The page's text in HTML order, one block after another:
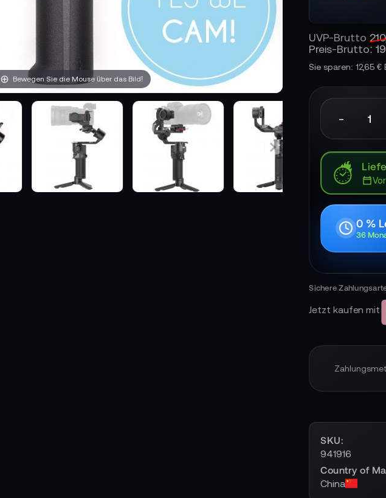
Bewegen Sie die Mouse über das Bild!
UVP-Brutto
Preis-Brutto:
Sie sparen: 12,65
-
0 %
36
Jetzt kaufen mit
SKU
941916
Country of
China